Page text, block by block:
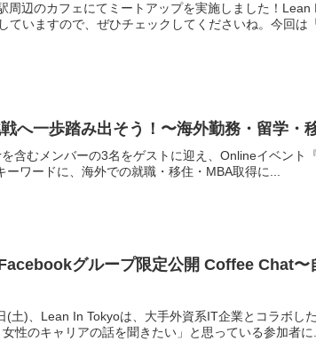
周辺のカフェにてミートアップを実施しました！
ていますので、ぜひチェックしてくださいね。今回は
へ一歩踏み出そう！〜海外勤務・留学・
含むメンバーの3名をゲストに迎え、Onlineイベン
ーワードに、海外での就職・移住・MBA取得に...
グループ限定公開 Coffee Chat〜
(土)、Lean In Tokyoは、大手外資系IT企業とコラボし
性のキャリアの話を聞きたい」と思っている参加者に